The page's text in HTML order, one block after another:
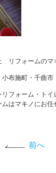
リフォームの
布施町・千曲
フォーム・ト
はマキノにお任
前へ